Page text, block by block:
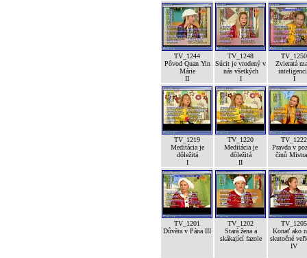
TV_1244
Pôvod Quan Yin
Márie
II
TV_1248
Súcit je vrodený v
nás všetkých
I
TV_1250
Zvieratá
I
TV_1219
Meditácia je
dôležitá
I
TV_1220
Meditácia je
dôležitá
II
TV_1222
Pravda v
činů
TV_1201
Důvěra v Pána III
TV_1202
Stará žena a
skákající fazole
TV_1205
Konať ako
skutočné
IV